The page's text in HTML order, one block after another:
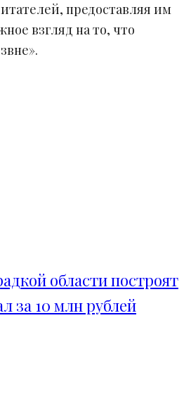
предоставляя им
взгляд на то, что
области построят
за 10 млн рублей